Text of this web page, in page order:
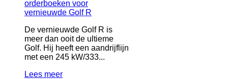
De vernieuwde Golf R is
meer dan ooit de ultieme
Golf. Hij heeft een aandrijflijn
met een 245 kW/333...
Lees meer